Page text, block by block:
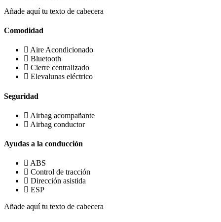
Añade aquí tu texto de cabecera
Comodidad
Aire Acondicionado
Bluetooth
Cierre centralizado
Elevalunas eléctrico
Seguridad
Airbag acompañante
Airbag conductor
Ayudas a la conducción
ABS
Control de tracción
Dirección asistida
ESP
Añade aquí tu texto de cabecera